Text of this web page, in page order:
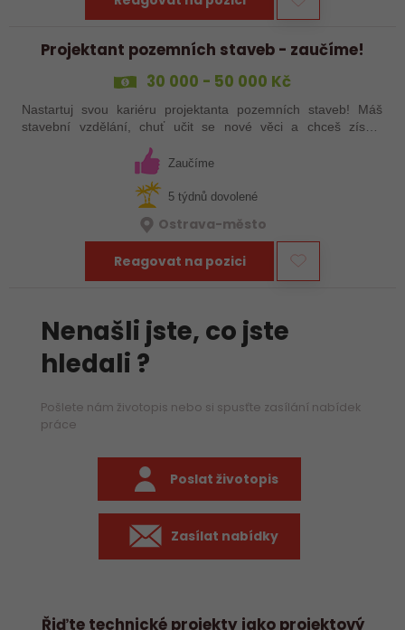
Projektant pozemních staveb - zaučíme!
30 000 - 50 000 Kč
Nastartuj svou kariéru projektanta pozemních staveb! Máš
stavební vzdělání, chuť učit se nové věci a chceš získat
Nabídneme ti podporu zkušených…
Zaučíme
5 týdnů dovolené
Ostrava-město
Reagovat na pozici
Nenašli jste, co jste
hledali ?
Pošlete nám životopis nebo si spusťte zasílání nabídek
práce
Poslat životopis
Zasílat nabídky
Řiďte technické projekty jako projektový